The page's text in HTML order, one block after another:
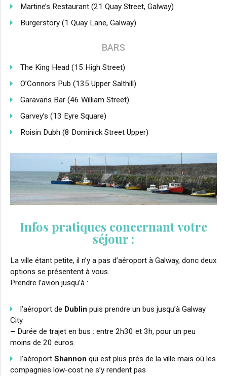
Martine’s Restaurant (21 Quay Street, Galway)
Burgerstory (1 Quay Lane, Galway)
BARS
The King Head (15 High Street)
O’Connors Pub (135 Upper Salthill)
Garavans Bar (46 William Street)
Garvey’s (13 Eyre Square)
Roisin Dubh (8 Dominick Street Upper)
Infos pratiques concernant votre
séjour :
La ville étant petite, il n’y a pas d’aéroport à Galway, donc deux
options se présentent à vous.
Prendre l’avion jusqu’à :
l’aéroport de Dublin puis prendre un bus jusqu’à Galway
City
– Durée de trajet en bus : entre 2h30 et 3h, pour un peu
moins de 20 euros.
l’aéroport Shannon qui est plus près de la ville mais où les
compagnies low-cost ne s’y rendent pas